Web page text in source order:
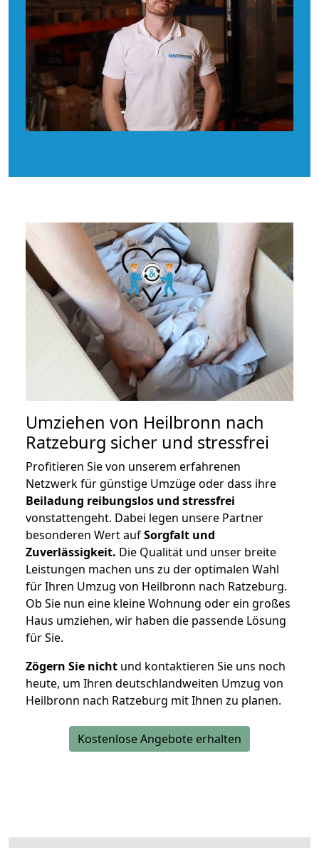
Umziehen von Heilbronn nach
Ratzeburg sicher und stressfrei
Profitieren Sie von unserem erfahrenen
Netzwerk für günstige Umzüge oder dass ihre
Beiladung reibungslos und stressfrei
vonstattengeht. Dabei legen unsere Partner
besonderen Wert aufSorgfalt und
Zuverlässigkeit. Die Qualität und unser breite
Leistungen machen uns zu der optimalen Wahl
für Ihren Umzug von Heilbronn nach Ratzeburg.
Ob Sie nun eine kleine Wohnung oder ein großes
Haus umziehen, wir haben die passende Lösung
für Sie.
Zögern Sie nicht und kontaktieren Sie uns noch
heute, um Ihren deutschlandweiten Umzug von
Heilbronn nach Ratzeburg mit Ihnen zu planen.
Kostenlose Angebote erhalten